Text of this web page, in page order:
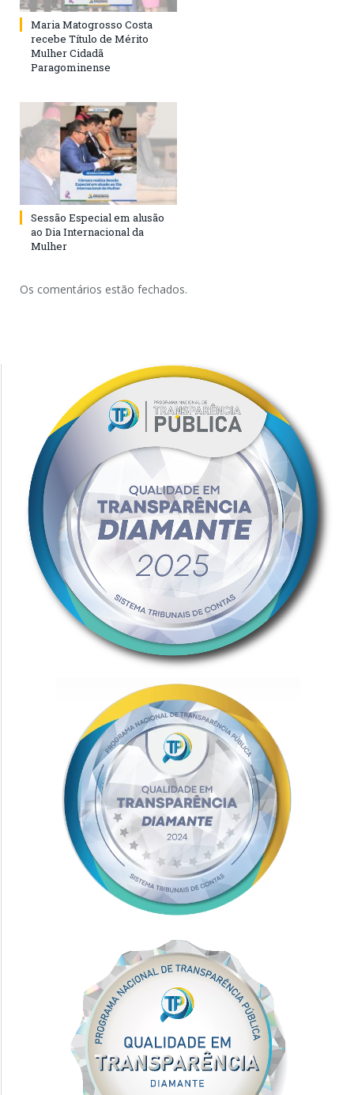
Maria Matogrosso Costa
recebe Título de Mérito
Mulher Cidadã
Paragominense
Sessão Especial em alusão
ao Dia Internacional da
Mulher
Os comentários estão fechados.